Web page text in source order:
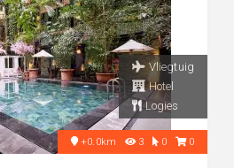
Vliegtuig
Hotel
Logies
+0.0km 3 0 0